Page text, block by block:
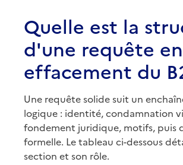
Quelle est la
d'une requête en
effacement du
Une requête solide suit un
logique : identité, condamnation
fondement juridique, motifs, puis
formelle. Le tableau ci-dessous
section et son rôle.